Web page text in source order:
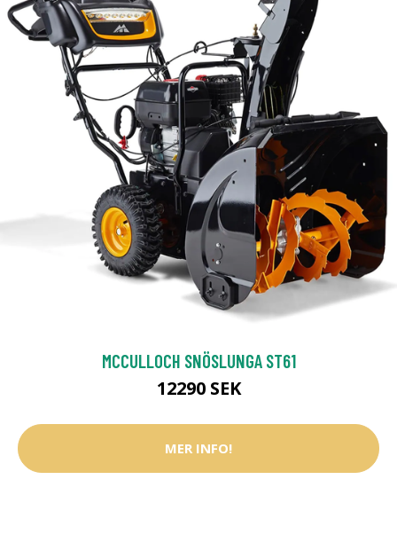
MCCULLOCH SNÖSLUNGA ST61
12290 SEK
MER INFO!